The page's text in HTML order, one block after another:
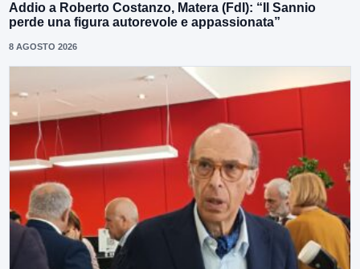
Addio a Roberto Costanzo, Matera (FdI): “Il Sannio
perde una figura autorevole e appassionata”
8 AGOSTO 2026